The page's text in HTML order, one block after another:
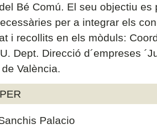
Bé Comú. El seu objectiu
per a integrar els
i recollits en els mòduls:
Dept. Direcció d´empreses
València.
Palacio